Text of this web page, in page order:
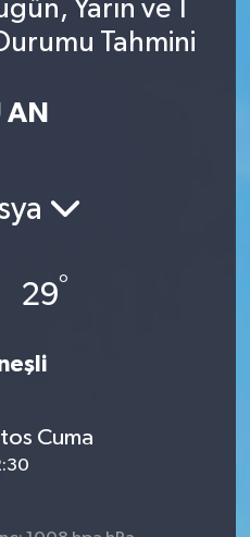
Yarın ve 1
Tahmini
AN
29°
Cuma